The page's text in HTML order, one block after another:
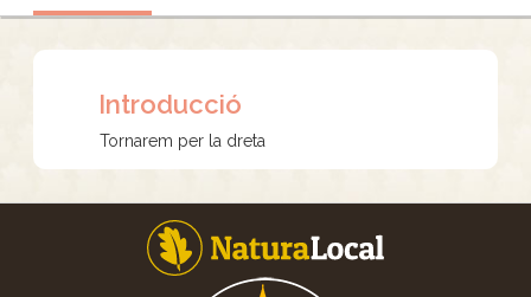
Introducció
Tornarem per la dreta